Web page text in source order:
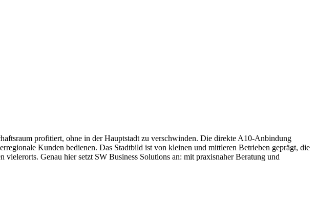
profitiert, ohne in der Hauptstadt zu verschwinden. Die direkte A10-Anbindung
Kunden bedienen. Das Stadtbild ist von kleinen und mittleren Betrieben geprägt, die
Genau hier setzt SW Business Solutions an: mit praxisnaher Beratung und